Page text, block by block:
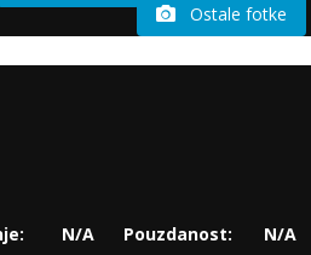
Ostale fotke
N/A
Pouzdanost: N/A